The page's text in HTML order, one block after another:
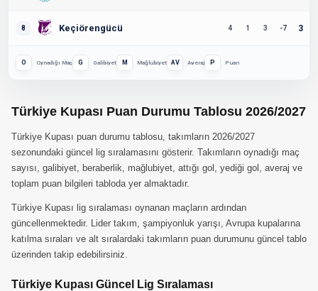
8 Keçiörengücü 4 1 3 -7 3
O Oynadığı Maç G Galibiyet M Mağlubiyet AV Averaj P Puan
Türkiye Kupası Puan Durumu Tablosu 2026/2027
Türkiye Kupası puan durumu tablosu, takımların 2026/2027
sezonundaki güncel lig sıralamasını gösterir. Takımların oynadığı maç
sayısı, galibiyet, beraberlik, mağlubiyet, attığı gol, yediği gol, averaj ve
toplam puan bilgileri tabloda yer almaktadır.
Türkiye Kupası lig sıralaması oynanan maçların ardından
güncellenmektedir. Lider takım, şampiyonluk yarışı, Avrupa kupalarına
katılma sıraları ve alt sıralardaki takımların puan durumunu güncel tablo
üzerinden takip edebilirsiniz.
Türkiye Kupası Güncel Lig Sıralaması